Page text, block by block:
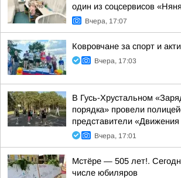
один из соцсервисов
Вчера, 17:07
Ковровчане за спорт и
Вчера, 17:03
В Гусь-Хрустальном
порядка» провели
представители
Вчера, 17:01
Мстёре — 505 лет!.
числе юбиляров